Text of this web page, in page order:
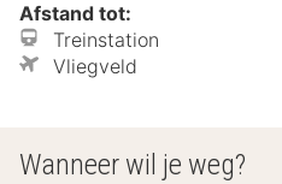
Afstand tot:
Treinstation
Vliegveld
Wanneer wil je weg?